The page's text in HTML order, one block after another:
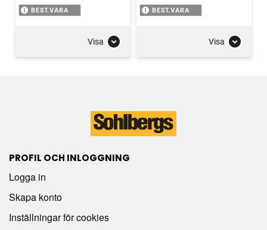
BEST.VARA
Visa
BEST.VARA
Visa
PROFIL OCH INLOGGNING
Logga in
Skapa konto
Inställningar för cookies